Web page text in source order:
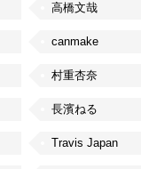
高橋文哉
canmake
村重杏奈
長濱ねる
Travis Japan